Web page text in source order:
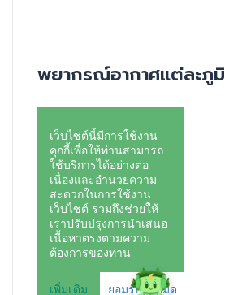
พยากรณ์อากาศแต่ละภู